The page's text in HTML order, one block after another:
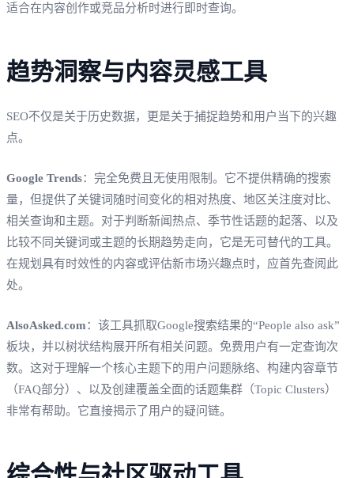
适合在内容创作或竞品分析时进行即时查询。
趋势洞察与内容灵感工具
SEO不仅是关于历史数据，更是关于捕捉趋势和用户当下的兴趣
点。
Google Trends：完全免费且无使用限制。它不提供精确的搜索
量，但提供了关键词随时间变化的相对热度、地区关注度对比、
相关查询和主题。对于判断新闻热点、季节性话题的起落、以及
比较不同关键词或主题的长期趋势走向，它是无可替代的工具。
在规划具有时效性的内容或评估新市场兴趣点时，应首先查阅此
处。
AlsoAsked.com：该工具抓取Google搜索结果的“People also ask”
板块，并以树状结构展开所有相关问题。免费用户有一定查询次
数。这对于理解一个核心主题下的用户问题脉络、构建内容章节
（FAQ部分）、以及创建覆盖全面的话题集群（Topic Clusters）
非常有帮助。它直接揭示了用户的疑问链。